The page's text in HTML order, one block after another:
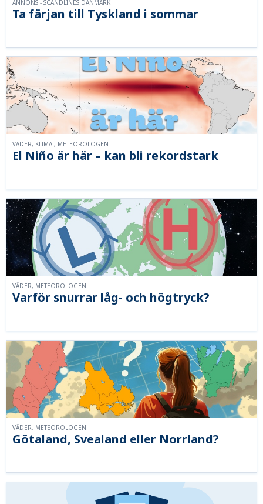
Ta färjan till Tyskland i sommar
ANNONS - SCANDLINES DANMARK
El Niño är här – kan bli rekordstark
VÄDER, KLIMAT, METEOROLOGEN
Varför snurrar låg- och högtryck?
VÄDER, METEOROLOGEN
Götaland, Svealand eller Norrland?
VÄDER, METEOROLOGEN